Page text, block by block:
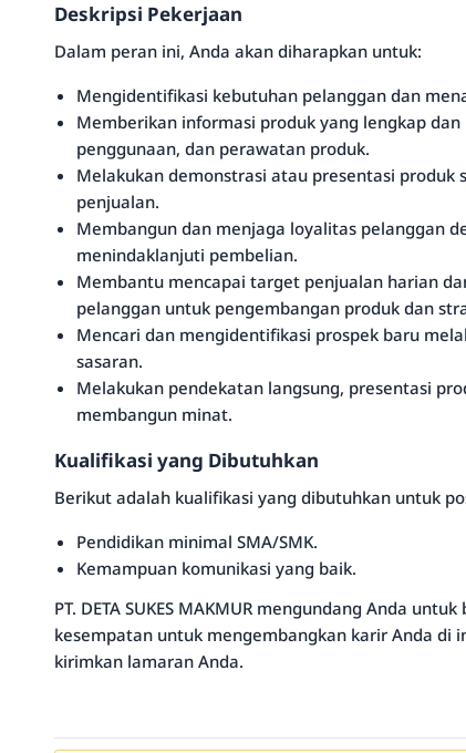
Deskripsi Pekerjaan
Dalam peran ini, Anda akan diharapkan untuk:
Mengidentifikasi kebutuhan pelanggan dan
Memberikan informasi produk yang lengkap
penggunaan, dan perawatan produk.
Melakukan demonstrasi atau presentasi produk
penjualan.
Membangun dan menjaga loyalitas pelanggan
menindaklanjuti pembelian.
Membantu mencapai target penjualan harian
pelanggan untuk pengembangan produk dan
Mencari dan mengidentifikasi prospek baru
sasaran.
Melakukan pendekatan langsung, presentasi
membangun minat.
Kualifikasi yang Dibutuhkan
Berikut adalah kualifikasi yang dibutuhkan untuk
Pendidikan minimal SMA/SMK.
Kemampuan komunikasi yang baik.
PT. DETA SUKES MAKMUR mengundang Anda
kesempatan untuk mengembangkan karir Anda di
kirimkan lamaran Anda.